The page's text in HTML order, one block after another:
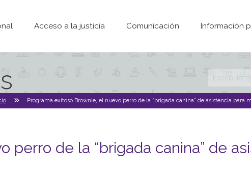
Acceso a la justicia Comunicación Información
Programa exitoso Brownie, el nuevo perro de la “brigada canina” de asistencia para
perro de la “brigada canina” de